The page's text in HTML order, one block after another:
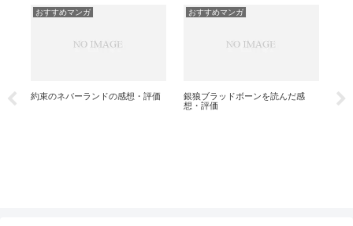
おすすめマンガ
約束のネバーランドの感想・評価
おすすめマンガ
銀狼ブラッドボーンを読んだ感
想・評価